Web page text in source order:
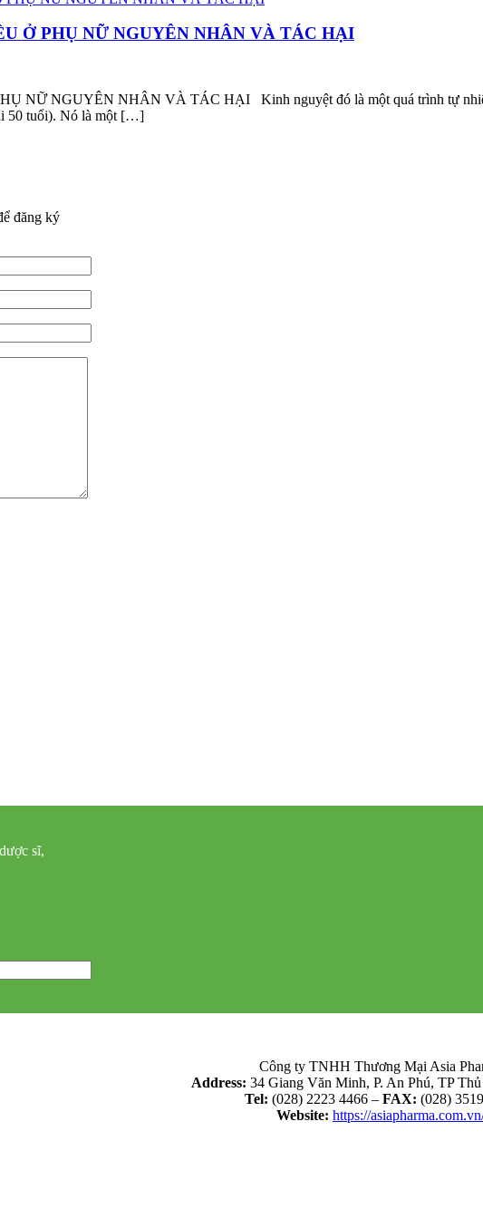
Ở PHỤ NỮ NGUYÊN NHÂN VÀ TÁC HẠI
NỮ NGUYÊN NHÂN VÀ TÁC HẠI Kinh nguyệt đó là một quá trình tự nhiên
50 tuổi). Nó là một […]
đăng ký
sĩ,
Công ty TNHH Thương Mại Asia
Address: 34 Giang Văn Minh, P. An Phú, TP
Tel: (028) 2223 4466 – FAX: (028)
Website: https://